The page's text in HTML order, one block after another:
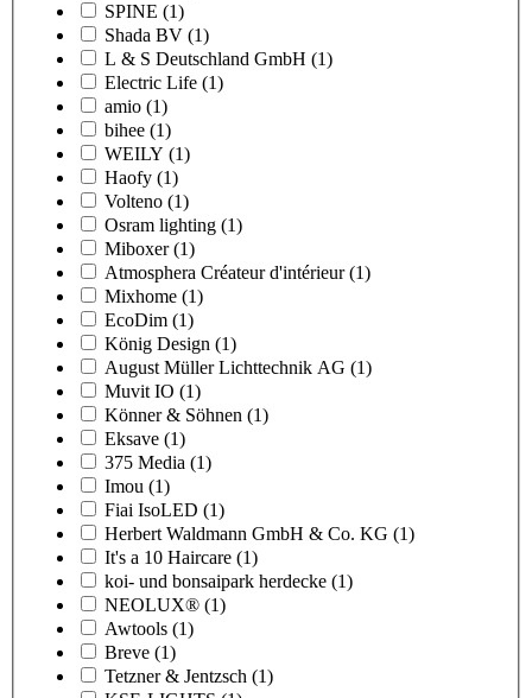
SPINE (1)
Shada BV (1)
L & S Deutschland GmbH (1)
Electric Life (1)
amio (1)
bihee (1)
WEILY (1)
Haofy (1)
Volteno (1)
Osram lighting (1)
Miboxer (1)
Atmosphera Créateur d'intérieur (1)
Mixhome (1)
EcoDim (1)
König Design (1)
August Müller Lichttechnik AG (1)
Muvit IO (1)
Könner & Söhnen (1)
Eksave (1)
375 Media (1)
Imou (1)
Fiai IsoLED (1)
Herbert Waldmann GmbH & Co. KG (1)
It's a 10 Haircare (1)
koi- und bonsaipark herdecke (1)
NEOLUX® (1)
Awtools (1)
Breve (1)
Tetzner & Jentzsch (1)